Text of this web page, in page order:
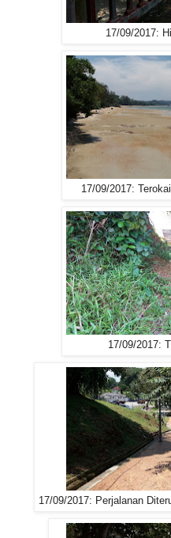
17/09/2017:
17/09/2017:
17/09/2017:
17/09/2017: Perjalanan